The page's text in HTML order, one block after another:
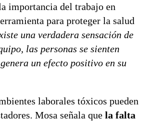
importancia del trabajo en
para proteger la salud
una verdadera sensación de
las personas se sienten
un efecto positivo en su
laborales tóxicos pueden
Mosa señala que la falta